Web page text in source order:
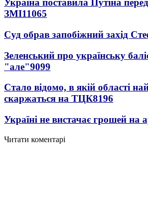
Україна поставила Путіна
ЗМІ11065
Суд обрав запобіжний захід
Зеленський про українську
"але"9099
Стало відомо, в якій області
скаржаться на ТЦК8196
Україні не вистачає грошей на
Читати коментарі